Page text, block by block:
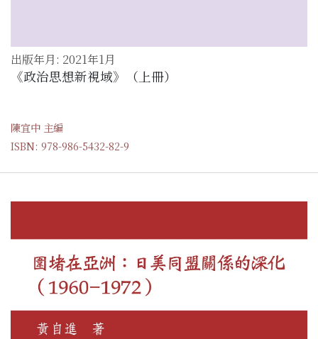
出版年月: 2021年1月
《政治思想新視域》（上冊）
陳宜中 主編
ISBN: 978-986-5432-82-9